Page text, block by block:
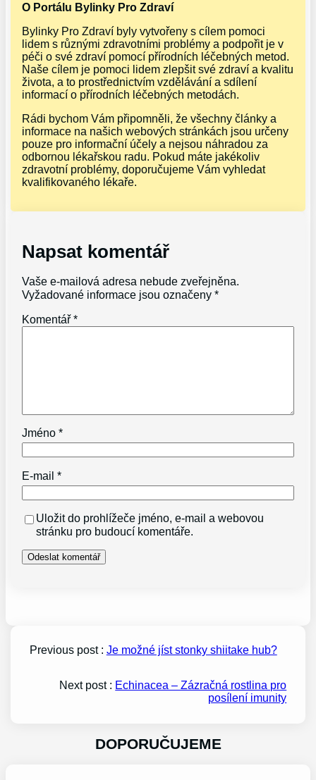
O Portálu Bylinky Pro Zdraví
Bylinky Pro Zdraví byly vytvořeny s cílem pomoci
lidem s různými zdravotními problémy a podpořit je v
péči o své zdraví pomocí přírodních léčebných metod.
Naše cílem je pomoci lidem zlepšit své zdraví a kvalitu
života, a to prostřednictvím vzdělávání a sdílení
informací o přírodních léčebných metodách.
Rádi bychom Vám připomněli, že všechny články a
informace na našich webových stránkách jsou určeny
pouze pro informační účely a nejsou náhradou za
odbornou lékařskou radu. Pokud máte jakékoliv
zdravotní problémy, doporučujeme Vám vyhledat
kvalifikovaného lékaře.
Napsat komentář
Vaše e-mailová adresa nebude zveřejněna.
Vyžadované informace jsou označeny*
Komentář*
Jméno*
E-mail*
Uložit do prohlížeče jméno, e-mail a webovou
stránku pro budoucí komentáře.
Previous post : Je možné jíst stonky shiitake hub?
Next post : Echinacea – Zázračná rostlina pro
posílení imunity
DOPORUČUJEME